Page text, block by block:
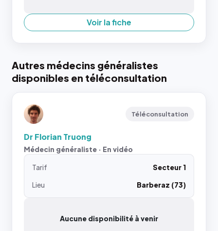
Voir la fiche
Autres médecins généralistes
disponibles en téléconsultation
Téléconsultation
Dr Florian Truong
Médecin généraliste · En vidéo
Tarif
Secteur 1
Lieu
Barberaz (73)
Aucune disponibilité à venir